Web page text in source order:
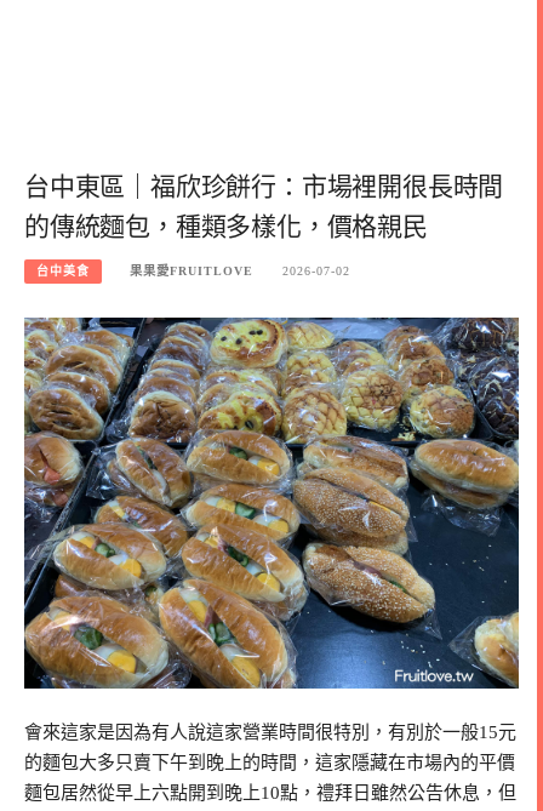
台中東區｜福欣珍餅行：市場裡開很長時間
的傳統麵包，種類多樣化，價格親民
台中美食 果果愛FRUITLOVE 2026-07-02
會來這家是因為有人說這家營業時間很特別，有別於一般15元
的麵包大多只賣下午到晚上的時間，這家隱藏在市場內的平價
麵包居然從早上六點開到晚上10點，禮拜日雖然公告休息，但